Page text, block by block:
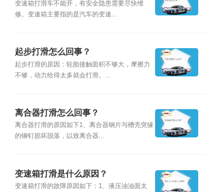
变速箱打滑车不能开，有安全隐患需要尽快维
修。变速箱主要指的是汽车的变速...
起步打滑怎么回事？
起步打滑的原因：轮胎接触面积不够大，摩擦力
不够，动力给得太多就会打滑。...
离合器打滑怎么回事？
离合器打滑的原因如下1、离合器钢片与槽壳突缘
的铆钉损坏脱落，以致离合器...
变速箱打滑是什么原因？
变速箱打滑的故障原因如下：1、液压油油面太